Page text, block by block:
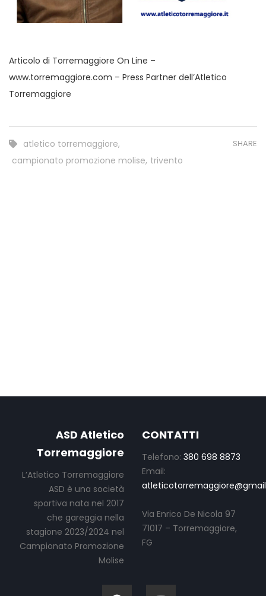
Articolo di Torremaggiore On Line –
www.torremaggiore.com – Press Partner dell’Atletico
Torremaggiore
atletico torremaggiore,
campionato promozione molise, trivento
SHARE
ASD Atletico
Torremaggiore
L’Atletico Torremaggiore
ASD è una società
sportiva nata nel 2017
che gareggia nella
stagione 2023/2024 nel
Campionato Promozione
Molise
CONTATTI
Telefono: 380 698 8873
Email:
Via Enrico De Nicola 97
71017 – Torremaggiore,
FG